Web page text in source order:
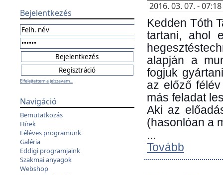
Bejelentkezés
Elfelejtettem a jelszavam...
Navigáció
Bemutatkozás
Hírek
Féléves programunk
Galéria
Eddigi programjaink
Szakmai anyagok
Webshop
2016. 03. 07. -
Kedden Tóth
tartani, ahol
alapján a
fogjuk
az előző
más feladat
Aki az
(hasonlóan a
...
Tovább